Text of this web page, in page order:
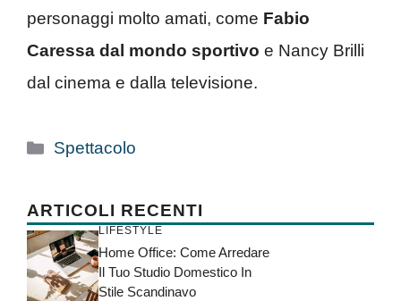
personaggi molto amati, come Fabio
Caressa dal mondo sportivo e Nancy Brilli
dal cinema e dalla televisione.
Categorie
Spettacolo
ARTICOLI RECENTI
LIFESTYLE
Home Office: Come Arredare
Il Tuo Studio Domestico In
Stile Scandinavo